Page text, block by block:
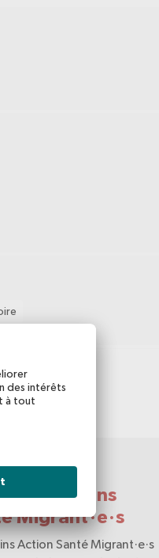
Actions
Migrant·e·s
web
Action Santé Migrant·e·s